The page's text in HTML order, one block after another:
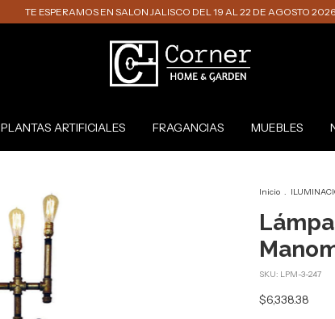
TE ESPERAMOS EN SALON JALISCO DEL 19 AL 22 DE AGOSTO 2026
PLANTAS ARTIFICIALES FRAGANCIAS MUEBLES
Inicio .
SKU: LPM-3-247
$6,338.38